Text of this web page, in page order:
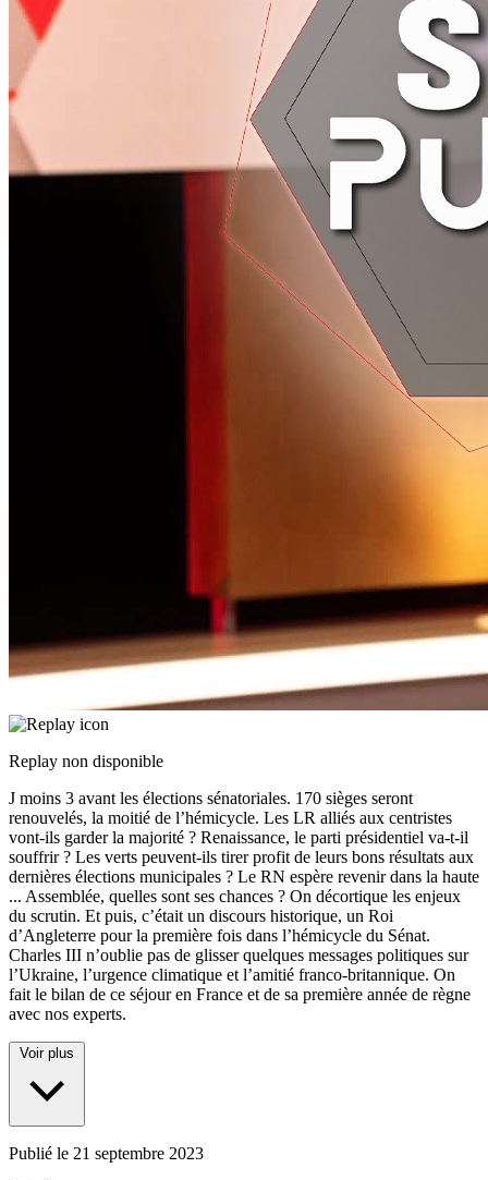
Replay non disponible
J moins 3 avant les élections sénatoriales. 170 sièges seront
renouvelés, la moitié de l’hémicycle. Les LR alliés aux centristes
vont-ils garder la majorité ? Renaissance, le parti présidentiel va-t-il
souffrir ? Les verts peuvent-ils tirer profit de leurs bons résultats aux
dernières élections municipales ? Le RN espère revenir dans la haute
... Assemblée, quelles sont ses chances ? On décortique les enjeux
du scrutin. Et puis, c’était un discours historique, un Roi
d’Angleterre pour la première fois dans l’hémicycle du Sénat.
Charles III n’oublie pas de glisser quelques messages politiques sur
l’Ukraine, l’urgence climatique et l’amitié franco-britannique. On
fait le bilan de ce séjour en France et de sa première année de règne
avec nos experts.
Voir plus
Publié le 21 septembre 2023